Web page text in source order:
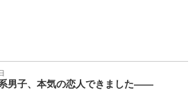
男子、本気の恋人できました――